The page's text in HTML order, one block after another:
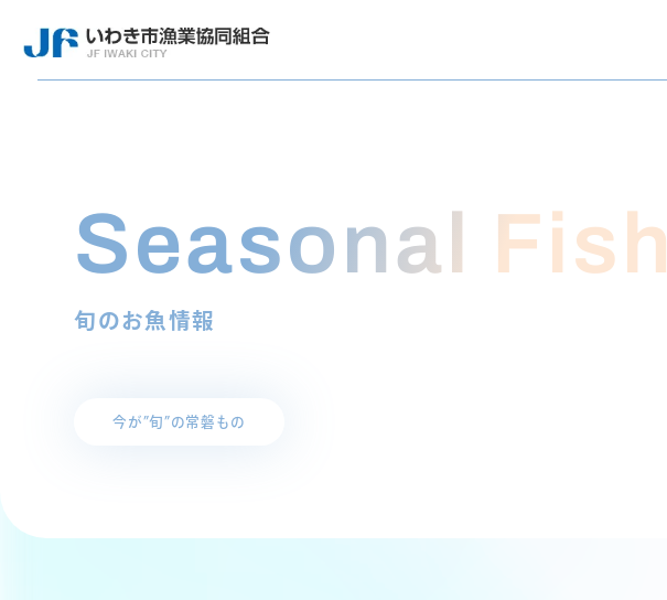
Seasonal Fish
旬のお魚情報
今が”旬”の常磐もの